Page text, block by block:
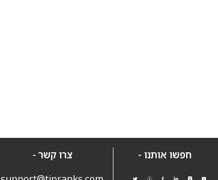
חפשו אותנו -
צרו קשר -